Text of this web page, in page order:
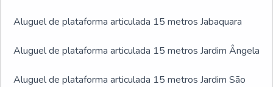
Aluguel de plataforma articulada 15 metros Jabaquara
Aluguel de plataforma articulada 15 metros Jardim Ângela
Aluguel de plataforma articulada 15 metros Jardim São